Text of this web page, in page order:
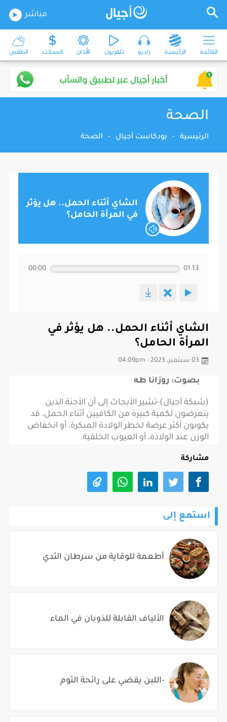
مباشر
القائمة الرئيسية راديو تلفزيون الأذان العملات الطقس
الصحة
الرئيسية - بودكاست أجيال - الصحة
الشاي أثناء الحمل.. هل يؤثر
في المرأة الحامل؟
00:00 01:13
الشاي أثناء الحمل.. هل يؤثر في
المرأة الحامل؟
03 سبتمبر، 2023 - 04:09pm
بصوت: روزانا طه
(شبكة أجيال)-تشير الأبحاث إلى أن الأجنة الذين
يتعرضون لكمية كبيرة من الكافيين أثناء الحمل، قد
يكونون أكثر عرضة لخطر الولادة المبكرة، أو انخفاض
الوزن عند الولادة، أو العيوب الخلقية.
مشاركة
استمع إلى
أطعمة للوقاية من سرطان الثدي
الألياف القابلة للذوبان في الماء
-اللبن يقضي على رائحة الثوم